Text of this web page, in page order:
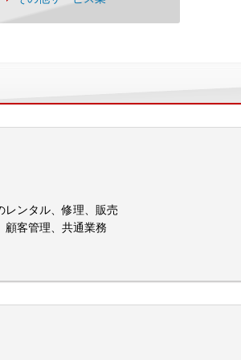
レンタル、修理、販売
顧客管理、共通業務